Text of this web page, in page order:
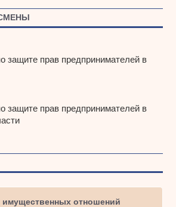
защите прав предпринимателей в
защите прав предпринимателей в
имущественных отношений